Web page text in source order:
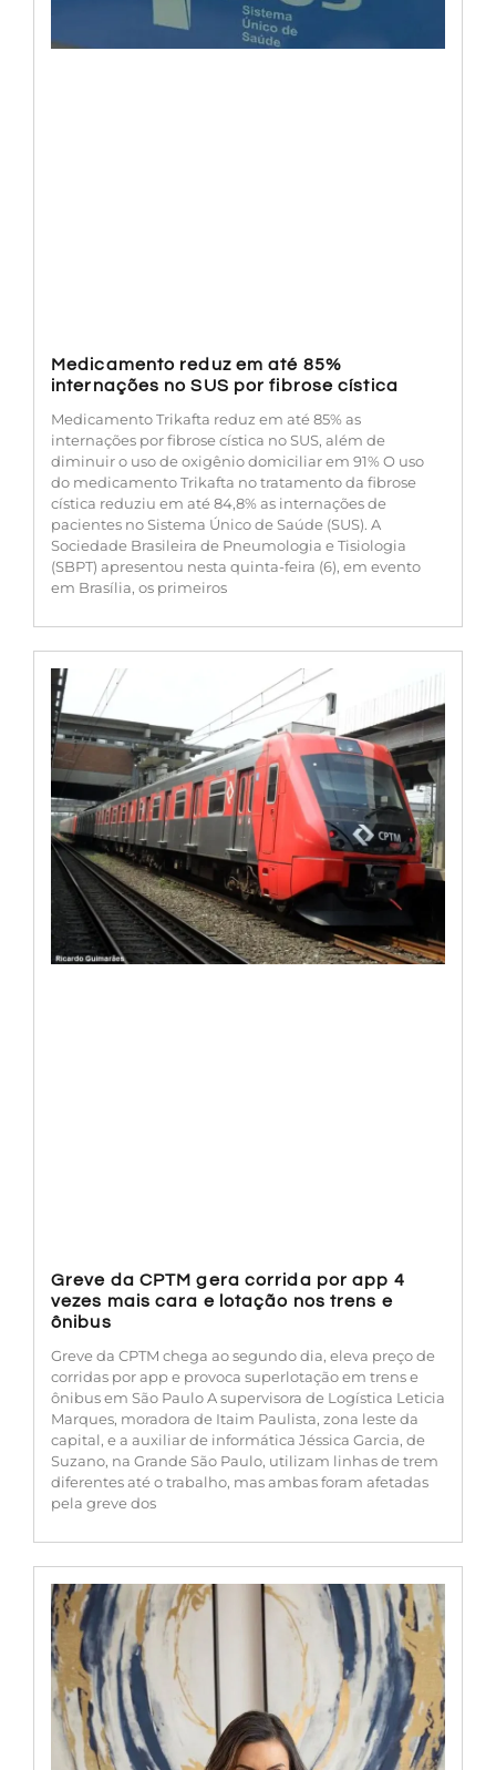
Medicamento reduz em até 85%
internações no SUS por fibrose cística
Medicamento Trikafta reduz em até 85% as
internações por fibrose cística no SUS, além de
diminuir o uso de oxigênio domiciliar em 91% O uso
do medicamento Trikafta no tratamento da fibrose
cística reduziu em até 84,8% as internações de
pacientes no Sistema Único de Saúde (SUS). A
Sociedade Brasileira de Pneumologia e Tisiologia
(SBPT) apresentou nesta quinta-feira (6), em evento
em Brasília, os primeiros
Greve da CPTM gera corrida por app 4
vezes mais cara e lotação nos trens e
ônibus
Greve da CPTM chega ao segundo dia, eleva preço de
corridas por app e provoca superlotação em trens e
ônibus em São Paulo A supervisora de Logística Leticia
Marques, moradora de Itaim Paulista, zona leste da
capital, e a auxiliar de informática Jéssica Garcia, de
Suzano, na Grande São Paulo, utilizam linhas de trem
diferentes até o trabalho, mas ambas foram afetadas
pela greve dos